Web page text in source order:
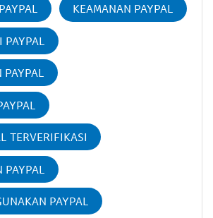
KEAMANAN PAYPAL
PAYPAL
PAYPAL
TERVERIFIKASI
PAYPAL